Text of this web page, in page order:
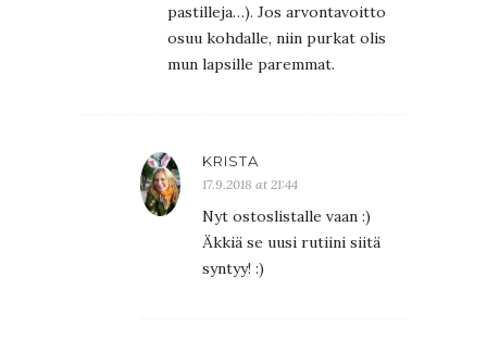
pastilleja…). Jos arvontavoitto
osuu kohdalle, niin purkat olis
mun lapsille paremmat.
KRISTA
17.9.2018 at 21:44
Nyt ostoslistalle vaan :)
Äkkiä se uusi rutiini siitä
syntyy! :)